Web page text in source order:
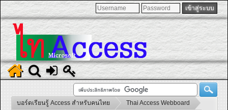
บอร์ดเรียนรู้ Access สำหรับคนไทย
Thai Access Webboard